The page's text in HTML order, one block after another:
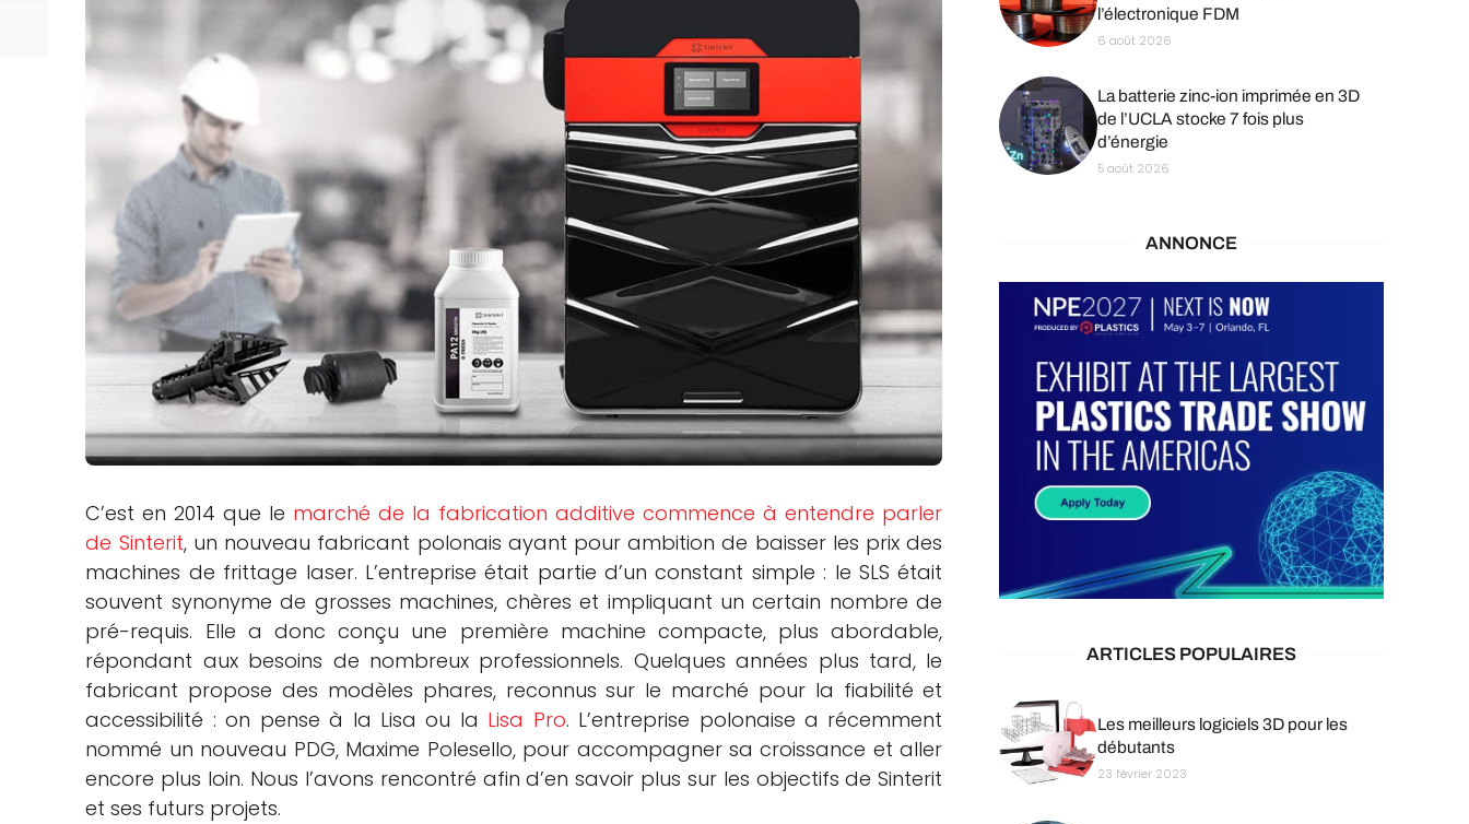
Logiciels 3D
Matériaux
Scanners 3D
Vidéos
C’est en 2014 que le marché de la fabrication additive commence à entendre parler
de Sinterit, un nouveau fabricant polonais ayant pour ambition de baisser les prix des
machines de frittage laser. L’entreprise était partie d’un constant simple : le SLS était
souvent synonyme de grosses machines, chères et impliquant un certain nombre de
pré-requis. Elle a donc conçu une première machine compacte, plus abordable,
répondant aux besoins de nombreux professionnels. Quelques années plus tard, le
fabricant propose des modèles phares, reconnus sur le marché pour la fiabilité et
accessibilité : on pense à la Lisa ou la Lisa Pro. L’entreprise polonaise a récemment
nommé un nouveau PDG, Maxime Polesello, pour accompagner sa croissance et aller
encore plus loin. Nous l’avons rencontré afin d’en savoir plus sur les objectifs de Sinterit
et ses futurs projets.
l’électronique FDM
6 août 2026
La batterie zinc-ion imprimée en 3D
de l’UCLA stocke 7 fois plus
d’énergie
5 août 2026
ANNONCE
ARTICLES POPULAIRES
Les meilleurs logiciels 3D pour les
débutants
23 février 2023